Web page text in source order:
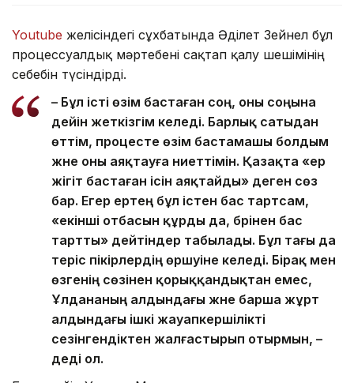
Youtube желісіндегі сұхбатында Әділет Зейнел бұл
процессуалдық мәртебені сақтап қалу шешімінің
себебін түсіндірді.
– Бұл істі өзім бастаған соң, оны соңына
дейін жеткізгім келеді. Барлық сатыдан
өттім, процесте өзім бастамашы болдым
және оны аяқтауға ниеттімін. Қазақта «ер
жігіт бастаған ісін аяқтайды» деген сөз
бар. Егер ертең бұл істен бас тартсам,
«екінші отбасын құрды да, бәрінен бас
тартты» дейтіндер табылады. Бұл тағы да
теріс пікірлердің өршуіне әкеледі. Бірақ мен
өзгенің сөзінен қорыққандықтан емес,
Ұлдананың алдындағы және барша жұрт
алдындағы ішкі жауапкершілікті
сезінгендіктен жалғастырып отырмын, –
деді ол.